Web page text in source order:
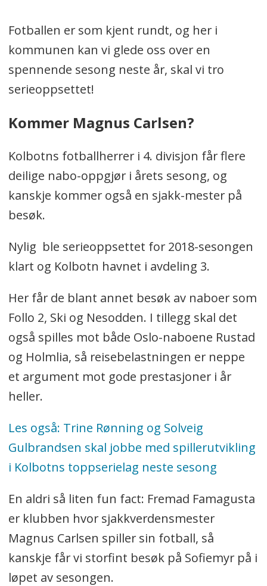
Fotballen er som kjent rundt, og her i
kommunen kan vi glede oss over en
spennende sesong neste år, skal vi tro
serieoppsettet!
Kommer Magnus Carlsen?
Kolbotns fotballherrer i 4. divisjon får flere
deilige nabo-oppgjør i årets sesong, og
kanskje kommer også en sjakk-mester på
besøk.
Nylig ble serieoppsettet for 2018-sesongen
klart og Kolbotn havnet i avdeling 3.
Her får de blant annet besøk av naboer som
Follo 2, Ski og Nesodden. I tillegg skal det
også spilles mot både Oslo-naboene Rustad
og Holmlia, så reisebelastningen er neppe
et argument mot gode prestasjoner i år
heller.
Les også: Trine Rønning og Solveig
Gulbrandsen skal jobbe med spillerutvikling
i Kolbotns toppserielag neste sesong
En aldri så liten fun fact: Fremad Famagusta
er klubben hvor sjakkverdensmester
Magnus Carlsen spiller sin fotball, så
kanskje får vi storfint besøk på Sofiemyr på i
løpet av sesongen.